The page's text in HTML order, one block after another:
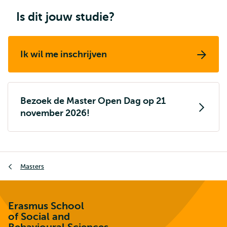
Is dit jouw studie?
Ik wil me inschrijven
Bezoek de Master Open Dag op 21
november 2026!
Masters
Erasmus School
of Social and